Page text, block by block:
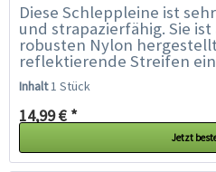
Diese Schleppleine ist
und strapazierfähig. Sie
robusten Nylon
reflektierende Streifen
sodass Sie und Ihr Hund im
Inhalt1 Stück
14,99 € *
Jetzt